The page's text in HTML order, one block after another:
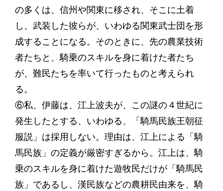
の多くは、信州や関東に移され、そこに土着
し、武装した彼らが、いわゆる関東武士団を形
成することになる。そのときに、先の農業技術
者たちと、騎乗のスキルを身に着けた者たち
が、難民たちを率いて行ったものと考えられ
る。
⑥私、伊藤は、江上波夫が、この謎の４世紀に
発生したとする、いわゆる、「騎馬民族王朝征
服説」は採用しない。理由は、江上による「騎
馬民族」の定義が厳密すぎるから。江上は、騎
乗のスキルを身に着けた遊牧民だけが「騎馬民
族」であるし、漢民族などの農耕民由来を、騎